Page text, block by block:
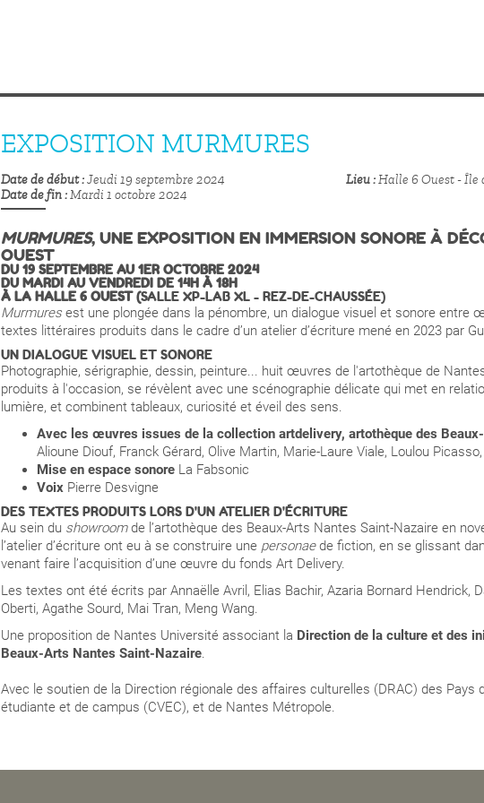
EXPOSITION MURMURES
Date de début Jeudi 19 septembre 2024
Date de fin Mardi 1 octobre 2024
Lieu Halle 6 Ouest - Île
MURMURES, UNE EXPOSITION EN IMMERSION SONORE À
OUEST
DU 19 SEPTEMBRE AU 1ER OCTOBRE 2024
DU MARDI AU VENDREDI DE 14H À 18H
À LA HALLE 6 OUEST (SALLE XP-LAB XL - REZ-DE-CHAUSSÉE)
Murmuresest une plongée dans la pénombre, un dialogue visuel et sonore entre
textes littéraires produits dans le cadre d’un atelier d’écriture mené en 2023 par
UN DIALOGUE VISUEL ET SONORE
Photographie, sérigraphie, dessin, peinture... huit œuvres de l'artothèque de
produits à l'occasion, se révèlent avec une scénographie délicate qui met en
lumière, et combinent tableaux, curiosité et éveil des sens.
Avec les œuvres issues de la collection artdelivery, artothèque des
Alioune Diouf, Franck Gérard, Olive Martin, Marie-Laure Viale, Loulou
Mise en espace sonore La Fabsonic
Voix Pierre Desvigne
DES TEXTES PRODUITS LORS D'UN ATELIER D'ÉCRITURE
Au sein du showroomde l’artothèque des Beaux-Arts Nantes Saint-Nazaire en
l’atelier d’écriture ont eu à se construire une personaede fiction, en se glissant
venant faire l’acquisition d’une œuvre du fonds Art Delivery.
Les textes ont été écrits par Annaëlle Avril, Elias Bachir, Azaria Bornard Hendrick,
Oberti, Agathe Sourd, Mai Tran, Meng Wang.
Une proposition de Nantes Université associant la Direction de la culture et des
Beaux-Arts Nantes Saint-Nazaire.
Avec le soutien de la Direction régionale des affaires culturelles (DRAC) des Pays
étudiante et de campus (CVEC), et de Nantes Métropole.